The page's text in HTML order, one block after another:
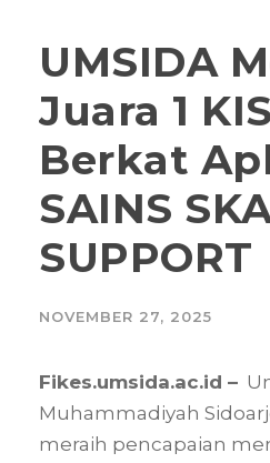
UMSIDA
Juara 1
Berkat
SAINS
SUPPORT
NOVEMBER 27, 2025
Fikes.umsida.ac.id –
Muhammadiyah
meraih pencapaian